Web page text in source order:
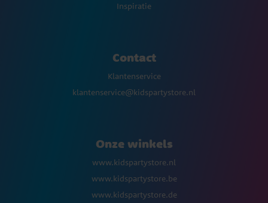
Inspiratie
Contact
Klantenservice
klantenservice@kidspartystore.nl
Onze winkels
www.kidspartystore.nl
www.kidspartystore.be
www.kidspartystore.de